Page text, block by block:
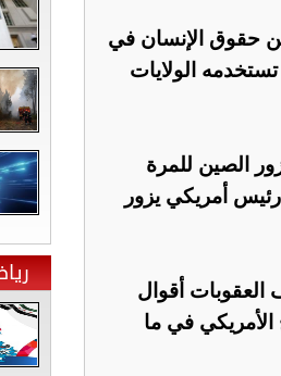
حقوق الإنسان في
الولايات
روبيو (54 عاما) الذي يزور الصين للمرة
أمريكي يزور
العقوبات أقوال
في ما